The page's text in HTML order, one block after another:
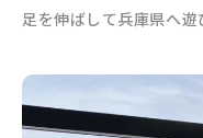
足を伸ばして兵庫県へ